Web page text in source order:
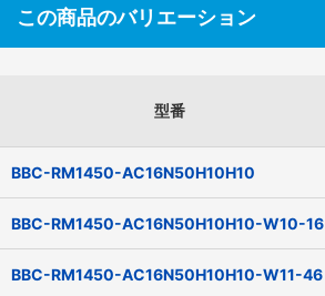
この商品のバリエーション
型番
BBC-RM1450-AC16N50H10H10
BBC-RM1450-AC16N50H10H10-W10-16
BBC-RM1450-AC16N50H10H10-W11-46